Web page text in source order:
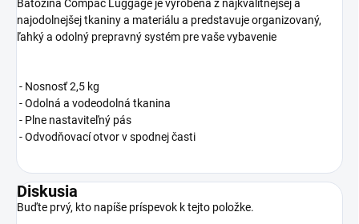
Batožina Compac Luggage je vyrobená z najkvalitnejšej a
najodolnejšej tkaniny a materiálu a predstavuje organizovaný,
ľahký a odolný prepravný systém pre vaše vybavenie
- Nosnosť 2,5 kg
- Odolná a vodeodolná tkanina
- Plne nastaviteľný pás
- Odvodňovací otvor v spodnej časti
Diskusia
Buďte prvý, kto napíše príspevok k tejto položke.